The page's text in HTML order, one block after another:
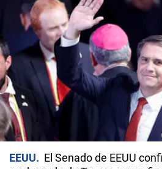
EEUU
El Senado de EEUU